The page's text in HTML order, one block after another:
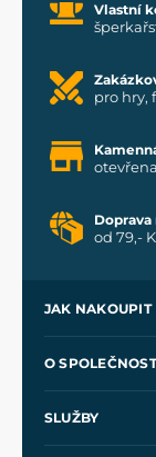
Vlastní
pro hry,
od 79,-
JAK NAKOUPIT
Velkoobchod
O
SLUŽBY